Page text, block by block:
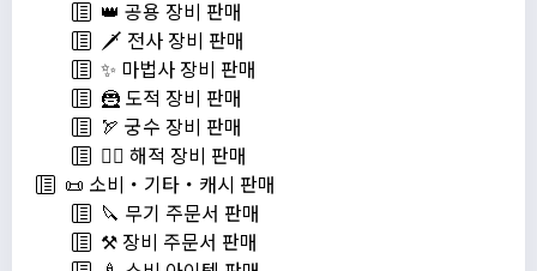
👑 공용 장비 판매
🗡️ 전사 장비 판매
✨ 마법사 장비 판매
🦹 도적 장비 판매
🏹 궁수 장비 판매
🏴‍☠️ 해적 장비 판매
📜 소비・기타・캐시 판매
🔪 무기 주문서 판매
⚒️ 장비 주문서 판매